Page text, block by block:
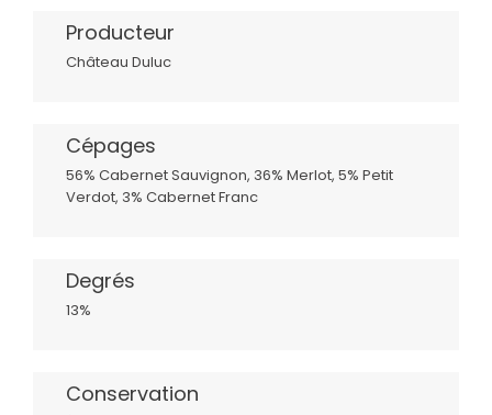
Producteur
Château Duluc
Cépages
56% Cabernet Sauvignon, 36% Merlot, 5% Petit
Verdot, 3% Cabernet Franc
Degrés
13%
Conservation